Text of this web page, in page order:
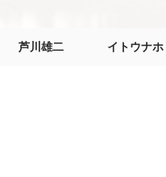
芦川雄二 イトウナホ